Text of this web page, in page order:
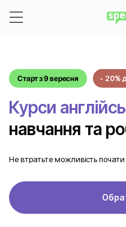
Старт з 9 вересня - 20%
Курси
навчання та
Не втратьте можливість